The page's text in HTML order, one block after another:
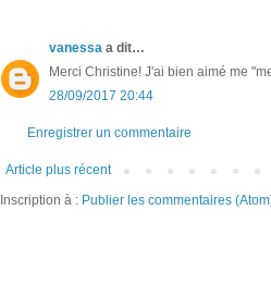
vanessa a dit…
Merci Christine! J'ai bien aimé me
28/09/2017 20:44
Enregistrer un commentaire
Article plus récent
Inscription à : Publier les commentaires